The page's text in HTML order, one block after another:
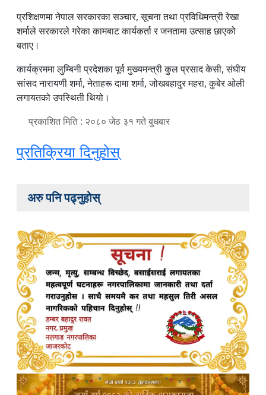
प्रशिक्षणमा नेपाल सरकारका सञ्चार, सूचना तथा प्रविधिमन्त्री रेखा
शर्माले सरकारले गरेका कामबाट कार्यकर्ता र जनतामा उत्साह छाएको
बताए।
कार्यक्रममा लुम्बिनी प्रदेशका पूर्व मुख्यमन्त्री कुल प्रसाद केसी, संघीय
सांसद नारायणी शर्मा, नेताहरू दामा शर्मा, जोखबहादुर महरा, कुबेर ओली
लगायतको उपस्थिती थियो।
प्रकाशित मिति : २०८० जेठ ३१ गते बुधबार
प्रतिक्रिया दिनुहोस्
अरु पनि पढ्नुहोस्